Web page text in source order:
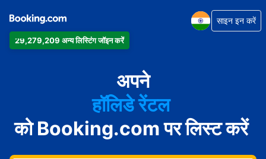
29,279,209 अन्य लिस्टिंग जॉइन करें
साइन इन करें
अपने
अपार्टमेंट
होटल
हॉलिडे रेंटल
गेस्ट हाउस
बेड एंड ब्रेकफ़ास्ट
को Booking.com पर लिस्ट करें